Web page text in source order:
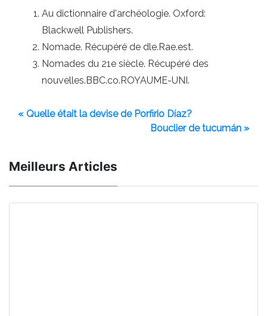
Au dictionnaire d'archéologie. Oxford:
Blackwell Publishers.
Nomade. Récupéré de dle.Rae.est.
Nomades du 21e siècle. Récupéré des
nouvelles.BBC.co.ROYAUME-UNI.
« Quelle était la devise de Porfirio Díaz?
Bouclier de tucumán »
Meilleurs Articles